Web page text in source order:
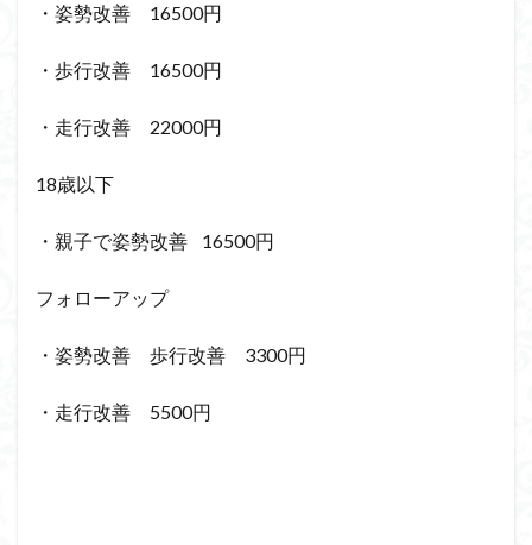
・姿勢改善 16500円
・歩行改善 16500円
・走行改善 22000円
18歳以下
・親子で姿勢改善 16500円
フォローアップ
・姿勢改善 歩行改善 3300円
・走行改善 5500円